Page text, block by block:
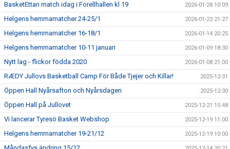
BasketEttan match idag i Forellhallen kl 19 2026-01-28 10:09
Helgens hemmamatcher 24-25/1 2026-01-23 21:27
Helgens hemmamatcher 16-18/1 2026-01-14 20:25
Helgens hemmamatcher 10-11 januari 2026-01-09 18:30
Nytt lag - flickor födda 2020 2026-01-08 21:00
RÆDY Jullovs Basketball Camp För Både Tjejer och Killar! 2025-12-31
Öppen Hall Nyårsafton och Nyårsdagen 2025-12-30
Öppen Hall på Jullovet 2025-12-21 15:48
Vi lancerar Tyresö Basket Webshop 2025-12-19 11:00
Helgens hemmamatcher 19-21/12 2025-12-19 10:00